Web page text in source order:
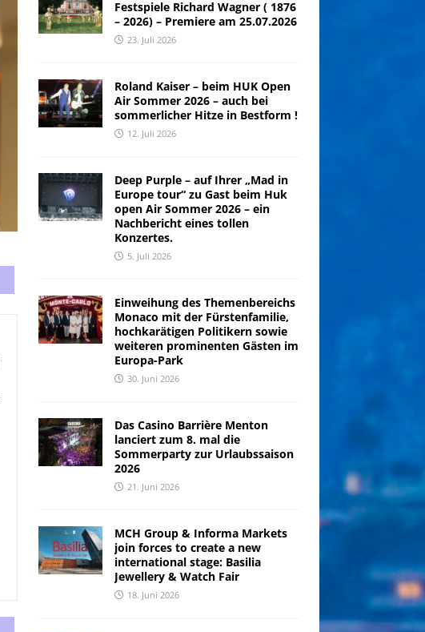
Festspiele Richard Wagner ( 1876
– 2026) – Premiere am 25.07.2026
23. Juli 2026
Roland Kaiser – beim HUK Open
Air Sommer 2026 – auch bei
sommerlicher Hitze in Bestform !
12. Juli 2026
Deep Purple – auf Ihrer „Mad in
Europe tour“ zu Gast beim Huk
open Air Sommer 2026 – ein
Nachbericht eines tollen
Konzertes.
5. Juli 2026
Einweihung des Themenbereichs
Monaco mit der Fürstenfamilie,
hochkarätigen Politikern sowie
weiteren prominenten Gästen im
Europa-Park
30. Juni 2026
Das Casino Barrière Menton
lanciert zum 8. mal die
Sommerparty zur Urlaubssaison
2026
21. Juni 2026
MCH Group & Informa Markets
join forces to create a new
international stage: Basilia
Jewellery & Watch Fair
18. Juni 2026